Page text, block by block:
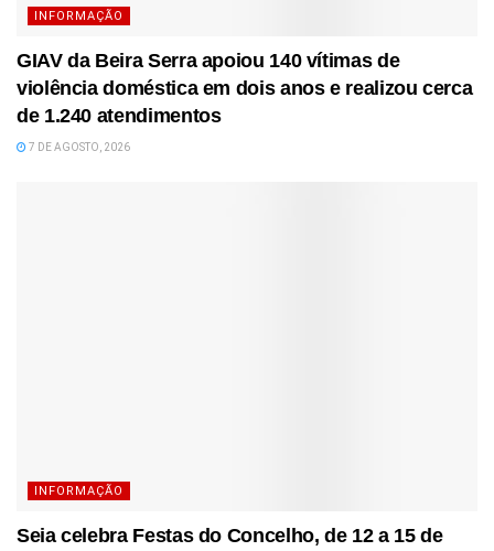
INFORMAÇÃO
GIAV da Beira Serra apoiou 140 vítimas de
violência doméstica em dois anos e realizou cerca
de 1.240 atendimentos
7 DE AGOSTO, 2026
INFORMAÇÃO
Seia celebra Festas do Concelho, de 12 a 15 de